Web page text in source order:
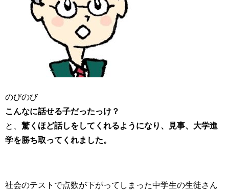
のびのび
こんなに話せる子だったっけ？
と、 驚くほど話しをしてくれるようになり、見事、大学進
学を勝ち取ってくれました。
社会のテストで点数が下がってしまった中学生の生徒さん